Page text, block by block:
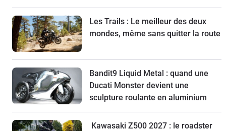
Les Trails : Le meilleur des deux
mondes, même sans quitter la route
Bandit9 Liquid Metal : quand une
Ducati Monster devient une
sculpture roulante en aluminium
Kawasaki Z500 2027 : le roadster